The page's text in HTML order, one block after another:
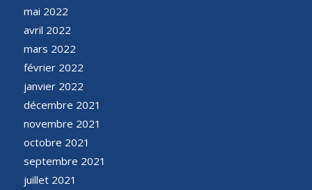
mai 2022
avril 2022
mars 2022
février 2022
janvier 2022
décembre 2021
novembre 2021
octobre 2021
septembre 2021
juillet 2021